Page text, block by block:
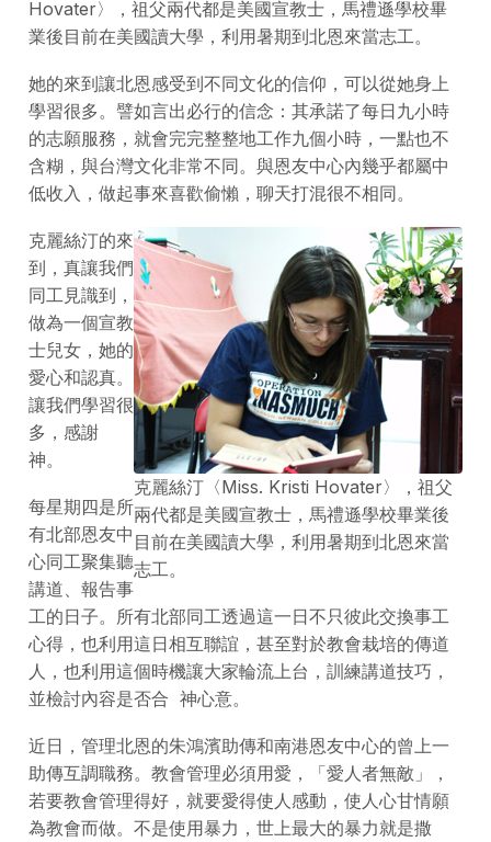
Hovater〉，祖父兩代都是美國宣教士，馬禮遜學校畢
業後目前在美國讀大學，利用暑期到北恩來當志工。
她的來到讓北恩感受到不同文化的信仰，可以從她身上
學習很多。譬如言出必行的信念：其承諾了每日九小時
的志願服務，就會完完整整地工作九個小時，一點也不
含糊，與台灣文化非常不同。與恩友中心內幾乎都屬中
低收入，做起事來喜歡偷懶，聊天打混很不相同。
克麗絲汀〈Miss. Kristi Hovater〉，祖父
兩代都是美國宣教士，馬禮遜學校畢業後
目前在美國讀大學，利用暑期到北恩來當
志工。
克麗絲汀的來
到，真讓我們
同工見識到，
做為一個宣教
士兒女，她的
愛心和認真。
讓我們學習很
多，感謝
神。
每星期四是所
有北部恩友中
心同工聚集聽
講道、報告事
工的日子。所有北部同工透過這一日不只彼此交換事工
心得，也利用這日相互聯誼，甚至對於教會栽培的傳道
人，也利用這個時機讓大家輪流上台，訓練講道技巧，
並檢討內容是否合 神心意。
近日，管理北恩的朱鴻濱助傳和南港恩友中心的曾上一
助傳互調職務。教會管理必須用愛，「愛人者無敵」，
若要教會管理得好，就要愛得使人感動，使人心甘情願
為教會而做。不是使用暴力，世上最大的暴力就是撒